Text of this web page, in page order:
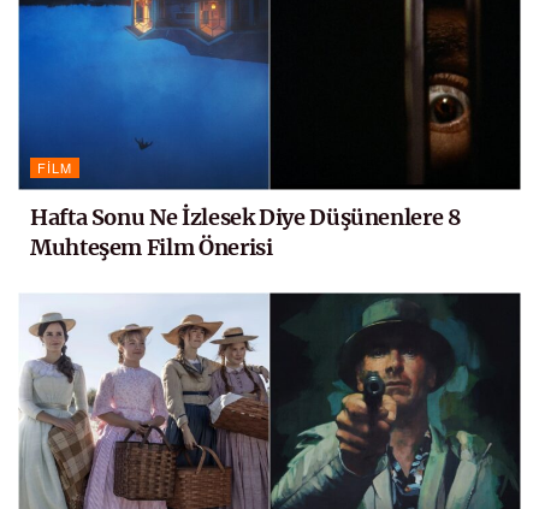
FILM
Hafta Sonu Ne İzlesek Diye Düşünenlere 8
Muhteşem Film Önerisi